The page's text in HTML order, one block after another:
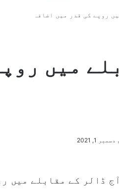
روپے کی قدر میں اضافہ
میں
1, 2021
ڈالر کے مقابلے میں